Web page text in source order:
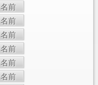
名前
名前
名前
名前
名前
名前